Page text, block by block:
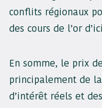
conflits régionaux
des cours de l’or
En somme, le prix
principalement de
d’intérêt réels et